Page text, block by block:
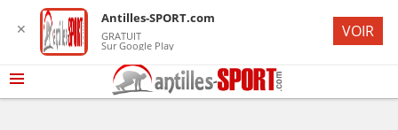
✕
Antilles-SPORT.com
GRATUIT
Sur Google Play
VOIR